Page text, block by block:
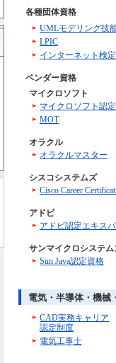
各種団体資格
UMLモデリング技
LPIC
インターネット検定
ベンダー資格
マイクロソフト
マイクロソフト認
MOT
オラクル
オラクルマスター
シスコシステムズ
Cisco Career
アドビ
アドビ認定エキス
サンマイクロシステム
Sun Java認定資格
電気・半導体・機械
CAD実務キャリア
認定制度
電気工事士